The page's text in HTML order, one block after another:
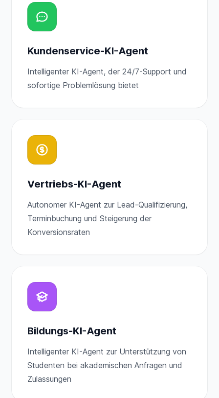
Kundenservice-KI-Agent
Intelligenter KI-Agent, der 24/7-Support und
sofortige Problemlösung bietet
Vertriebs-KI-Agent
Autonomer KI-Agent zur Lead-Qualifizierung,
Terminbuchung und Steigerung der
Konversionsraten
Bildungs-KI-Agent
Intelligenter KI-Agent zur Unterstützung von
Studenten bei akademischen Anfragen und
Zulassungen